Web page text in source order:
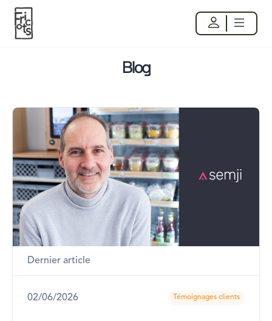
Blog
Dernier article
02/06/2026 Témoignages clients